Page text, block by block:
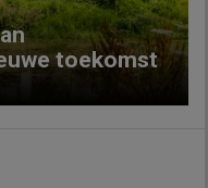
toekomst